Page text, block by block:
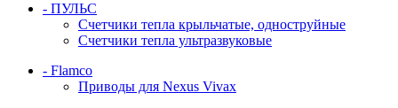
- ПУЛЬС
Счетчики тепла крыльчатые, одноструйные
Счетчики тепла ультразвуковые
- Flamco
Приводы для Nexus Vivax